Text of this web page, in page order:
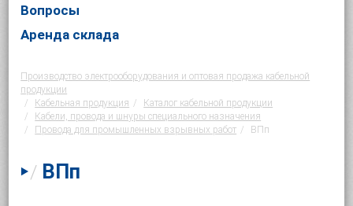
Вопросы
Аренда склада
Производство электрооборудования и оптовая продажа кабельной
продукции
Кабельная продукция
Каталог кабельной продукции
Кабели, провода и шнуры специального назначения
Провода для промышленных взрывных работ
ВПп
/ ВПп